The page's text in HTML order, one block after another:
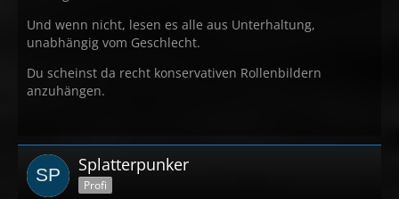
Und wenn nicht, lesen es alle aus Unterhaltung,
unabhängig vom Geschlecht.
Du scheinst da recht konservativen Rollenbildern
anzuhängen.
Splatterpunker
Profi